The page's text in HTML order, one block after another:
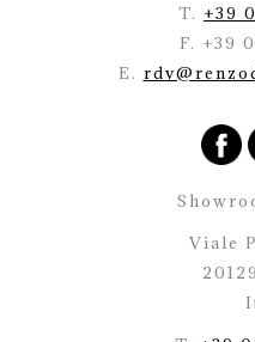
T. +39
F. +39
E.
Viale